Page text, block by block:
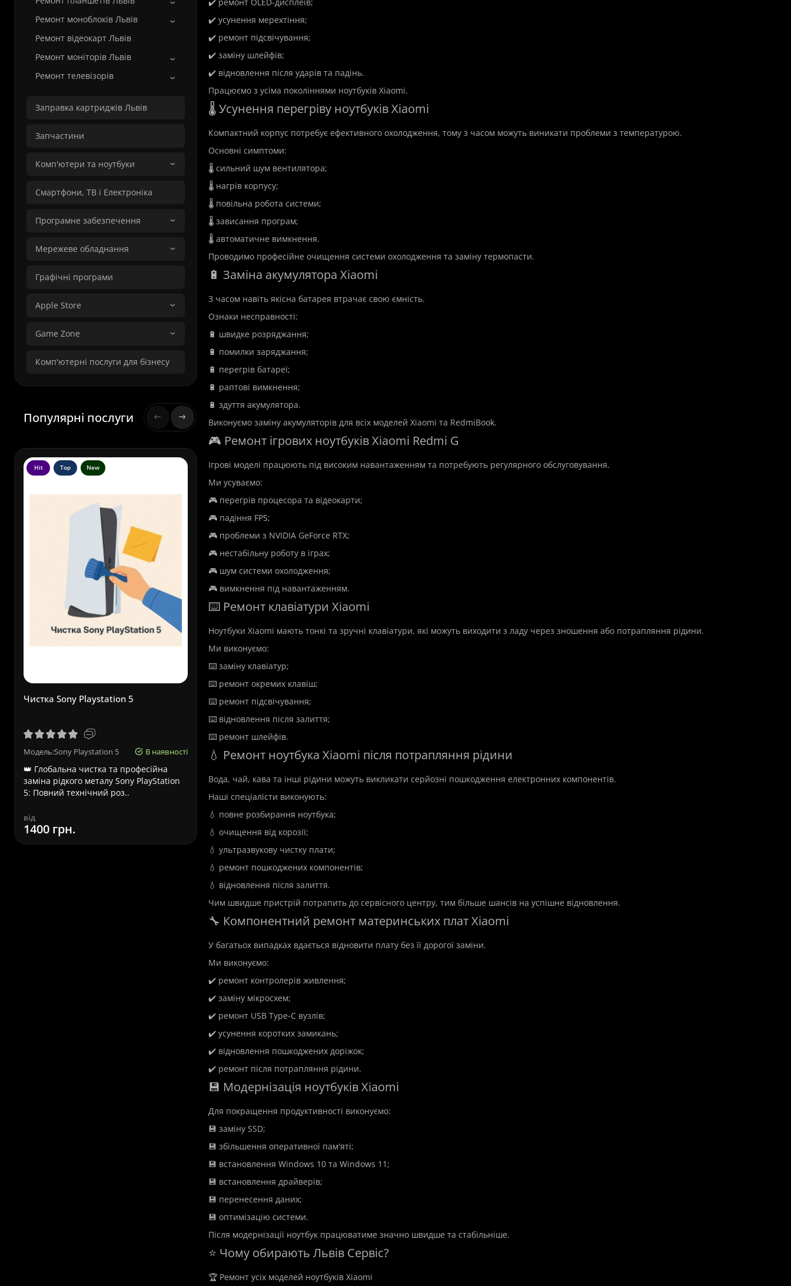
Ремонт моноблоків Львів
Ремонт відеокарт Львів
Ремонт моніторів Львів
Ремонт телевізорів
Заправка картриджів Львів
Запчастини
Комп'ютери та ноутбуки
Смартфони, ТВ і Електроніка
Програмне забезпечення
Мережеве обладнання
Графічні програми
Apple Store
Game Zone
Комп'ютерні послуги для бізнесу
Популярні послуги
вартість
780 грн.
Hit Top New
Чистка Sony Playstation 5
Модель:Sony Playstation 5 В наявності
👑 Глобальна чистка та професійна
заміна рідкого металу Sony PlayStation
5: Повний технічний роз..
від
1400 грн.
Hit Top New
Терміновий ремонт ноутбука Asus
Модель:Asus В наявності
Львові – вигідно та надійно 🛠️Ноутбуки
Asus – це потужні пристрої..
від
580 грн.
Hit Top New
швидко, безпечно та професійно 💻🔧
✔️ усунення мерехтіння;
✔️ ремонт підсвічування;
✔️ заміну шлейфів;
✔️ відновлення після ударів та падінь.
Працюємо з усіма поколіннями ноутбуків Xiaomi.
🌡️ Усунення перегріву ноутбуків Xiaomi
Компактний корпус потребує ефективного охолодження, тому з часом можуть виникати проблеми з температурою.
Основні симптоми:
🌡️ сильний шум вентилятора;
🌡️ нагрів корпусу;
🌡️ повільна робота системи;
🌡️ зависання програм;
🌡️ автоматичне вимкнення.
Проводимо професійне очищення системи охолодження та заміну термопасти.
🔋 Заміна акумулятора Xiaomi
З часом навіть якісна батарея втрачає свою ємність.
Ознаки несправності:
🔋 швидке розряджання;
🔋 помилки заряджання;
🔋 перегрів батареї;
🔋 раптові вимкнення;
🔋 здуття акумулятора.
Виконуємо заміну акумуляторів для всіх моделей Xiaomi та RedmiBook.
🎮 Ремонт ігрових ноутбуків Xiaomi Redmi G
Ігрові моделі працюють під високим навантаженням та потребують регулярного обслуговування.
Ми усуваємо:
🎮 перегрів процесора та відеокарти;
🎮 падіння FPS;
🎮 проблеми з NVIDIA GeForce RTX;
🎮 нестабільну роботу в іграх;
🎮 шум системи охолодження;
🎮 вимкнення під навантаженням.
⌨️ Ремонт клавіатури Xiaomi
Ноутбуки Xiaomi мають тонкі та зручні клавіатури, які можуть виходити з ладу через зношення або потрапляння рідини.
Ми виконуємо:
⌨️ заміну клавіатур;
⌨️ ремонт окремих клавіш;
⌨️ ремонт підсвічування;
⌨️ відновлення після залиття;
⌨️ ремонт шлейфів.
💧 Ремонт ноутбука Xiaomi після потрапляння рідини
Вода, чай, кава та інші рідини можуть викликати серйозні пошкодження електронних компонентів.
Наші спеціалісти виконують:
💧 повне розбирання ноутбука;
💧 очищення від корозії;
💧 ультразвукову чистку плати;
💧 ремонт пошкоджених компонентів;
💧 відновлення після залиття.
Чим швидше пристрій потрапить до сервісного центру, тим більше шансів на успішне відновлення.
🔧 Компонентний ремонт материнських плат Xiaomi
У багатьох випадках вдається відновити плату без її дорогої заміни.
Ми виконуємо:
✔️ ремонт контролерів живлення;
✔️ заміну мікросхем;
✔️ ремонт USB Type-C вузлів;
✔️ усунення коротких замикань;
✔️ відновлення пошкоджених доріжок;
✔️ ремонт після потрапляння рідини.
💾 Модернізація ноутбуків Xiaomi
Для покращення продуктивності виконуємо:
💾 заміну SSD;
💾 збільшення оперативної пам'яті;
💾 встановлення Windows 10 та Windows 11;
💾 встановлення драйверів;
💾 перенесення даних;
💾 оптимізацію системи.
Після модернізації ноутбук працюватиме значно швидше та стабільніше.
⭐ Чому обирають Львів Сервіс?
🏆 Ремонт усіх моделей ноутбуків Xiaomi